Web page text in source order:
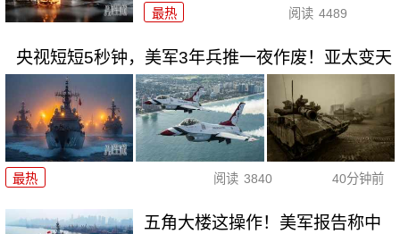
最热 阅读 4489
央视短短5秒钟，美军3年兵推一夜作废！亚太变天
最热 阅读 3840 40分钟前
五角大楼这操作！美军报告称中